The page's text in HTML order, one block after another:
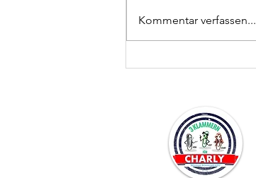
Kommentar verfassen...